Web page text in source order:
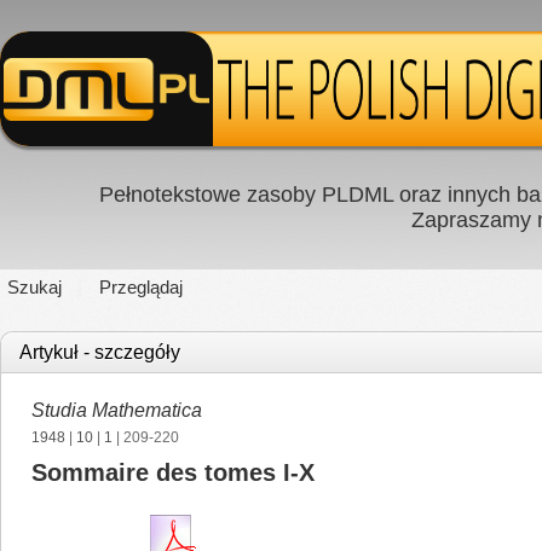
Pełnotekstowe zasoby PLDML oraz innych
Zapraszamy
Szukaj Przeglądaj
Artykuł - szczegóły
Studia Mathematica
1948 10 1 | 209-220
Sommaire des tomes I-X